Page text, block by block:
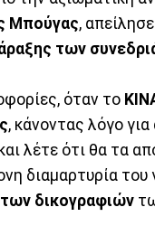
Μπούγας,
των
όταν το
, κάνοντας λόγο για
λέτε ότι θα τα
διαμαρτυρία του
δικογραφιών